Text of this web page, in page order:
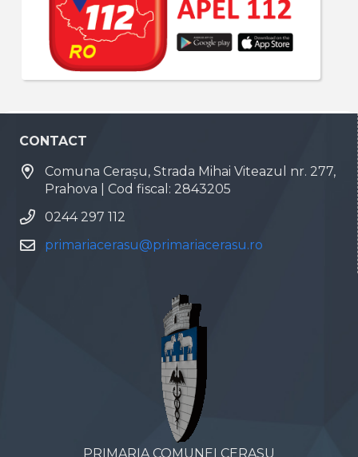
CONTACT
Comuna Cerașu, Strada Mihai Viteazul nr. 277,
Prahova | Cod fiscal: 2843205
0244 297 112
primariacerasu@primariacerasu.ro
PRIMARIA COMUNEI CERASU